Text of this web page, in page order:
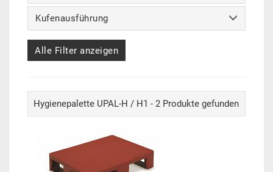
Kufenausführung
Alle Filter anzeigen
Hygienepalette UPAL-H / H1 - 2 Produkte gefunden